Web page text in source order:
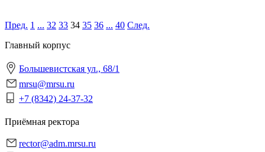
Пред. 1 ... 32 33 34 35 36 ... 40 След.
Главный корпус
Большевистская ул., 68/1
mrsu@mrsu.ru
+7 (8342) 24-37-32
Приёмная ректора
rector@adm.mrsu.ru